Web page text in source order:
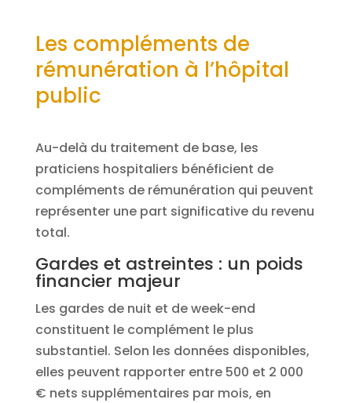
Les compléments de
rémunération à l’hôpital
public
Au-delà du traitement de base, les
praticiens hospitaliers bénéficient de
compléments de rémunération qui peuvent
représenter une part significative du revenu
total.
Gardes et astreintes : un poids
financier majeur
Les gardes de nuit et de week-end
constituent le complément le plus
substantiel. Selon les données disponibles,
elles peuvent rapporter entre 500 et 2 000
€ nets supplémentaires par mois, en